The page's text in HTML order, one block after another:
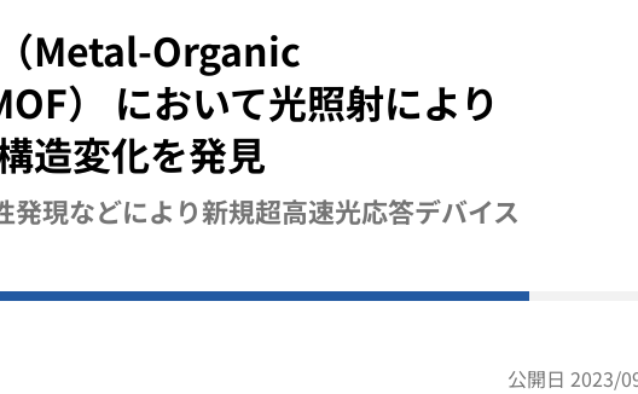
Metal-Organic
） において光照射により
造変化を発見
発現などにより新規超高速光応答デバイス
公開日 2023/